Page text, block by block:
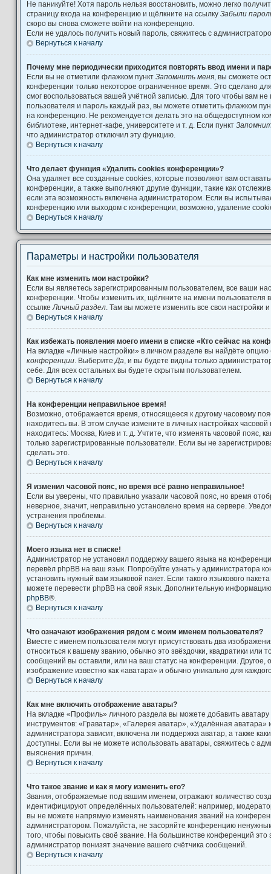
Не паникуйте! Хотя пароль нельзя восстановить, можно легко
страницу входа на конференцию и щёлкните на ссылку Забыли
скоро вы снова сможете войти на конференцию.
Если не удалось получить новый пароль, свяжитесь с
Вернуться к началу
Почему мне периодически приходится повторять ввод имени и
Если вы не отметили флажком пункт Запомнить меня , вы сможете
конференции только некоторое ограниченное время. Это сделано
смог воспользоваться вашей учётной записью. Для того чтобы вам
пользователя и пароль каждый раз, вы можете отметить флажком
на конференцию. Не рекомендуется делать это на общедоступном
библиотеке, интернет-кафе, университете и т. д. Если пункт
что администратор отключил эту функцию.
Вернуться к началу
Что делает функция «Удалить cookies конференции»?
Она удаляет все созданные cookies, которые позволяют вам
конференции, а также выполняют другие функции, такие как
если эта возможность включена администратором. Если вы
конференцию или выходом с конференции, возможно, удаление
Вернуться к началу
Параметры и настройки пользователя
Как мне изменить мои настройки?
Если вы являетесь зарегистрированным пользователем, все ваши
конференции. Чтобы изменить их, щёлкните на имени пользователя
ссылке Личный раздел . Там вы можете изменить все свои настройки
Вернуться к началу
Как избежать появления моего имени в списке «Кто сейчас на
На вкладке «Личные настройки» в личном разделе вы найдёте опцию
конференции . Выберите Да , и вы будете видны только
себе. Для всех остальных вы будете скрытым пользователем.
Вернуться к началу
На конференции неправильное время!
Возможно, отображается время, относящееся к другому часовому
находитесь вы. В этом случае измените в личных настройках часовой
находитесь: Москва, Киев и т. д. Учтите, что изменять часовой пояс,
только зарегистрированные пользователи. Если вы не
сделать это.
Вернуться к началу
Я изменил часовой пояс, но время всё равно неправильное!
Если вы уверены, что правильно указали часовой пояс, но время
неверное, значит, неправильно установлено время на сервере.
устранения проблемы.
Вернуться к началу
Моего языка нет в списке!
Администратор не установил поддержку вашего языка на
перевёл phpBB на ваш язык. Попробуйте узнать у администратора
установить нужный вам языковой пакет. Если такого языкового
можете перевести phpBB на свой язык. Дополнительную
phpBB®.
Вернуться к началу
Что означают изображения рядом с моим именем пользователя?
Вместе с именем пользователя могут присутствовать два
относиться к вашему званию, обычно это звёздочки, квадратики или
сообщений вы оставили, или на ваш статус на конференции. Другое,
изображение известно как «аватара» и обычно уникально для
Вернуться к началу
Как мне включить отображение аватары?
На вкладке «Профиль» личного раздела вы можете добавить
инструментов: «Граватар», «Галерея аватар», «Удалённая
администратора зависит, включена ли поддержка аватар, а также
доступны. Если вы не можете использовать аватары, свяжитесь с
выяснения причин.
Вернуться к началу
Что такое звание и как я могу изменить его?
Звания, отображаемые под вашим именем, отражают количество
идентифицируют определённых пользователей: например,
вы не можете напрямую изменять наименования званий на
администратором. Пожалуйста, не засоряйте конференцию
того, чтобы повысить своё звание. На большинстве конференций
администратор понизят значение вашего счётчика сообщений.
Вернуться к началу